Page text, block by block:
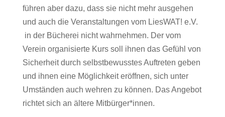
führen aber dazu, dass sie nicht mehr ausgehen
und auch die Veranstaltungen vom LiesWAT! e.V.
in der Bücherei nicht wahrnehmen. Der vom
Verein organisierte Kurs soll ihnen das Gefühl von
Sicherheit durch selbstbewusstes Auftreten geben
und ihnen eine Möglichkeit eröffnen, sich unter
Umständen auch wehren zu können. Das Angebot
richtet sich an ältere Mitbürger*innen.